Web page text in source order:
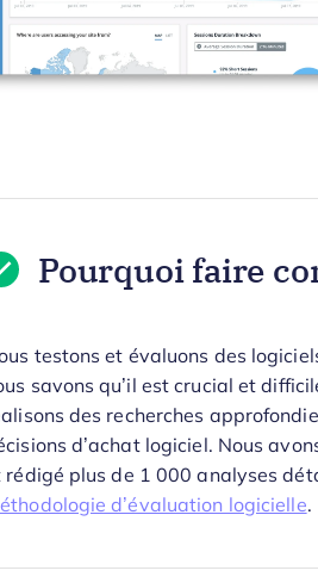
Pourquoi faire
testons et évaluons des
savons qu’il est crucial et
des recherches
d’achat logiciel. Nous
rédigé plus de 1 000 analyses
d’évaluation logicielle.